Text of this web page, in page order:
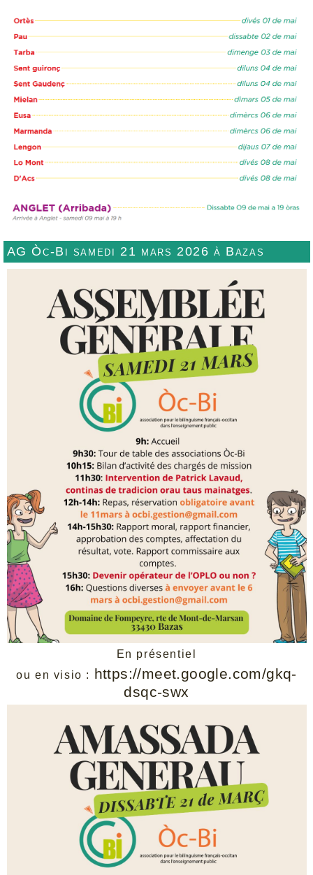
AG Òc-Bi samedi 21 mars 2026 à Bazas
En présentiel
ou en visio : https://meet.google.com/gkq-
dsqc-swx